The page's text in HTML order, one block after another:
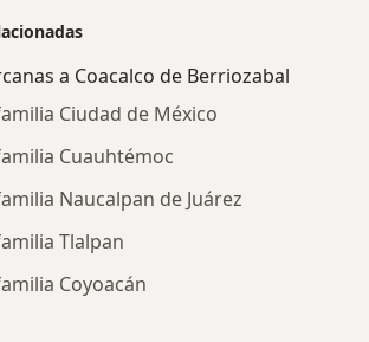
a Coacalco de Berriozabal
Ciudad de México
Cuauhtémoc
Naucalpan de Juárez
Tlalpan
Coyoacán